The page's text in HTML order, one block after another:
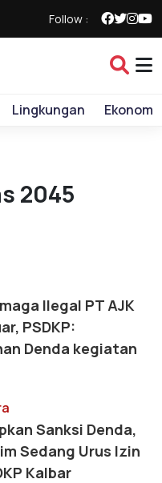
Follow :
Lingkungan Ekonomi
2045
Ilegal PT AJK
PSDKP:
Denda kegiatan
Sanksi Denda,
Sedang Urus Izin
Kalbar